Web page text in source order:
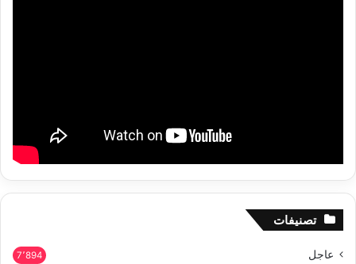
تصنيفات
عاجل 7٬894